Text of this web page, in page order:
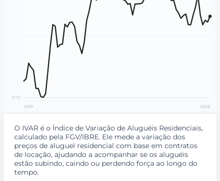
O IVAR é o Índice de Variação de Aluguéis Residenciais,
calculado pela FGV/IBRE. Ele mede a variação dos
preços de aluguel residencial com base em contratos
de locação, ajudando a acompanhar se os aluguéis
estão subindo, caindo ou perdendo força ao longo do
tempo.
-7,72
2019 2026